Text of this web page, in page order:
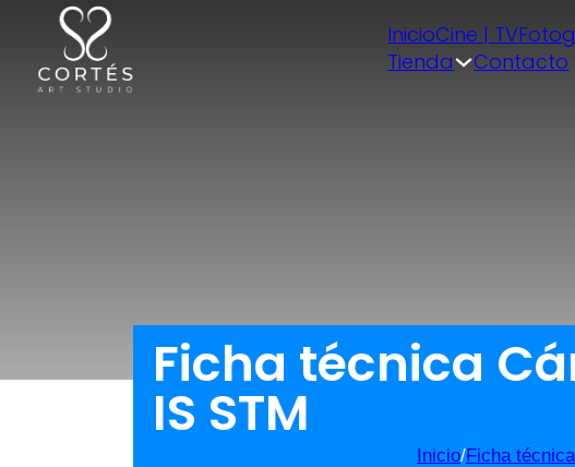
InicioCine | TV
Tienda
Contacto
Ficha técnica
IS STM
Inicio/Ficha técnica